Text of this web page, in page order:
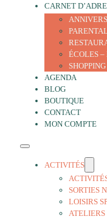
CARNET
ÉCOLES –
SHOPPING
AGENDA
BLOG
BOUTIQUE
CONTACT
MON COMPTE
ACTIVITÉS
SORTIES
LOISIRS
ATELIERS